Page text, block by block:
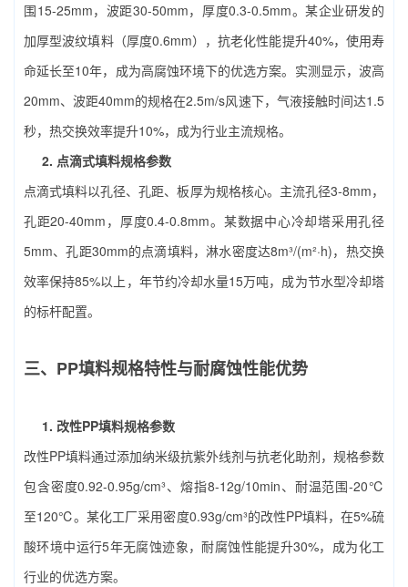
围15-25mm，波距30-50mm，厚度0.3-0.5mm。某企业研发的
加厚型波纹填料（厚度0.6mm），抗老化性能提升40%，使用寿
命延长至10年，成为高腐蚀环境下的优选方案。实测显示，波高
20mm、波距40mm的规格在2.5m/s风速下，气液接触时间达1.5
秒，热交换效率提升10%，成为行业主流规格。
2. 点滴式填料规格参数
点滴式填料以孔径、孔距、板厚为规格核心。主流孔径3-8mm，
孔距20-40mm，厚度0.4-0.8mm。某数据中心冷却塔采用孔径
5mm、孔距30mm的点滴填料，淋水密度达8m³/(m²·h)，热交换
效率保持85%以上，年节约冷却水量15万吨，成为节水型冷却塔
的标杆配置。
三、PP填料规格特性与耐腐蚀性能优势
1. 改性PP填料规格参数
改性PP填料通过添加纳米级抗紫外线剂与抗老化助剂，规格参数
包含密度0.92-0.95g/cm³、熔指8-12g/10min、耐温范围-20℃
至120℃。某化工厂采用密度0.93g/cm³的改性PP填料，在5%硫
酸环境中运行5年无腐蚀迹象，耐腐蚀性能提升30%，成为化工
行业的优选方案。